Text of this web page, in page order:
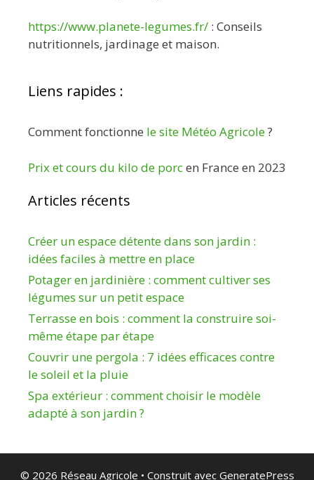
https://www.planete-legumes.fr/ : Conseils
nutritionnels, jardinage et maison.
Liens rapides :
Comment fonctionne le site Météo Agricole?
Prix et cours du kilo de porcen France en 2023
Articles récents
Créer un espace détente dans son jardin :
idées faciles à mettre en place
Potager en jardinière : comment cultiver ses
légumes sur un petit espace
Terrasse en bois : comment la construire soi-
même étape par étape
Couvrir une pergola : 7 idées efficaces contre
le soleil et la pluie
Spa extérieur : comment choisir le modèle
adapté à son jardin ?
© 2026 Réseau Agricole • Construit avec GeneratePress